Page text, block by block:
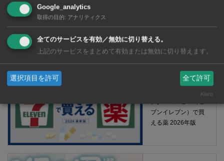
【タイ・バンコク】 マルシェトンロー内の「TOPS」で買える薬
2026年版
ブンイレブン）で買
える薬 2026年版
Google_analytics
取得の目的: アナリティクス
全てのサービスを有効／無効に切り替える。
上記のサービスをまとめて有効または無効に切り替えます。
選択項目を許可 全て許可
Klaro